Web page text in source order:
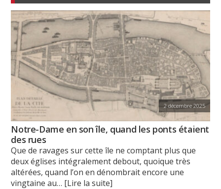
2 décembre 2025
Notre-Dame en son île, quand les ponts étaient
des rues
Que de ravages sur cette île ne comptant plus que
deux églises intégralement debout, quoique très
altérées, quand l’on en dénombrait encore une
vingtaine au… [Lire la suite]